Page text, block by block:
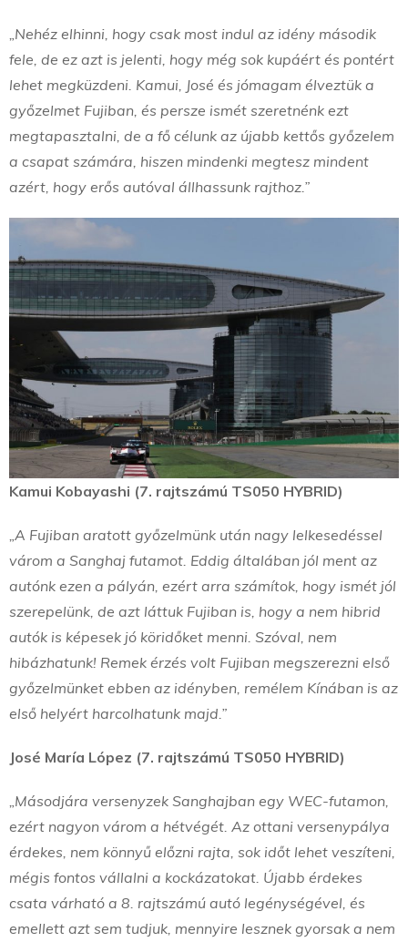
„Nehéz elhinni, hogy csak most indul az idény második
fele, de ez azt is jelenti, hogy még sok kupáért és pontért
lehet megküzdeni. Kamui, José és jómagam élveztük a
győzelmet Fujiban, és persze ismét szeretnénk ezt
megtapasztalni, de a fő célunk az újabb kettős győzelem
a csapat számára, hiszen mindenki megtesz mindent
azért, hogy erős autóval állhassunk rajthoz.”
Kamui Kobayashi (7. rajtszámú TS050 HYBRID)
„A Fujiban aratott győzelmünk után nagy lelkesedéssel
várom a Sanghaj futamot. Eddig általában jól ment az
autónk ezen a pályán, ezért arra számítok, hogy ismét jól
szerepelünk, de azt láttuk Fujiban is, hogy a nem hibrid
autók is képesek jó köridőket menni. Szóval, nem
hibázhatunk! Remek érzés volt Fujiban megszerezni első
győzelmünket ebben az idényben, remélem Kínában is az
első helyért harcolhatunk majd.”
José María López (7. rajtszámú TS050 HYBRID)
„Másodjára versenyzek Sanghajban egy WEC-futamon,
ezért nagyon várom a hétvégét. Az ottani versenypálya
érdekes, nem könnyű előzni rajta, sok időt lehet veszíteni,
mégis fontos vállalni a kockázatokat. Újabb érdekes
csata várható a 8. rajtszámú autó legénységével, és
emellett azt sem tudjuk, mennyire lesznek gyorsak a nem